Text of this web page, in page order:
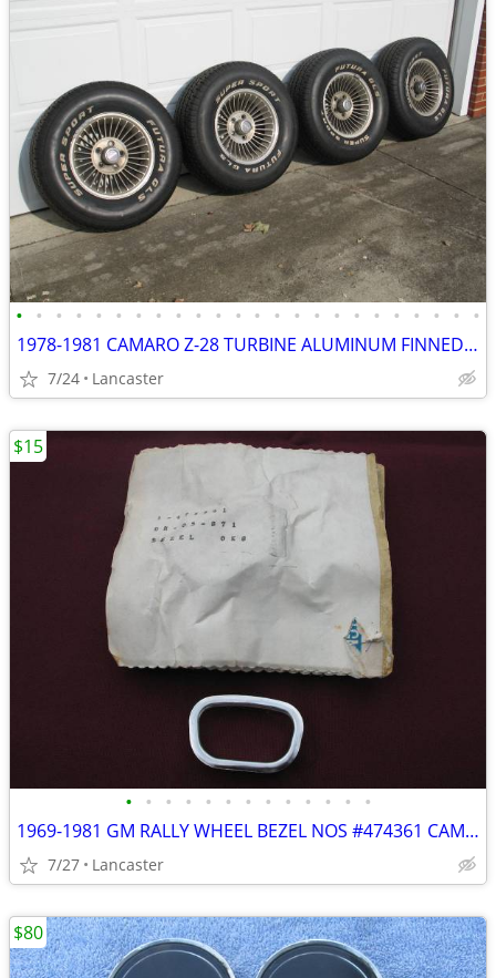
• • • • • • • • • • • • • • • • • • • • • • • •
1978-1981 CAMARO Z-28 TURBINE ALUMINUM FINNED WHEELS w/ CENTER CAPS
7/24 Lancaster
• • • • • • • • • • • • •
1969-1981 GM RALLY WHEEL BEZEL NOS #474361 CAMARO NOVA MALIBU OLDS 442
7/27 Lancaster
$15
$80